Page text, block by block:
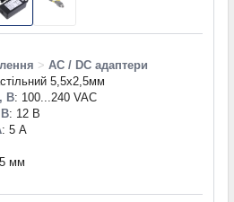
> AC / DC адаптери
5,5х2,5мм
В: 100...240 VAC
В: 12 В
: 5 А
мм